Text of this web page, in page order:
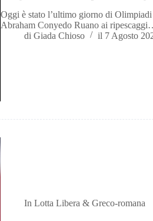
Oggi è stato l’ultimo giorno di
Abraham Conyedo Ruano ai
di Giada Chioso il 7 Agosto
In Lotta Libera & Greco-romana